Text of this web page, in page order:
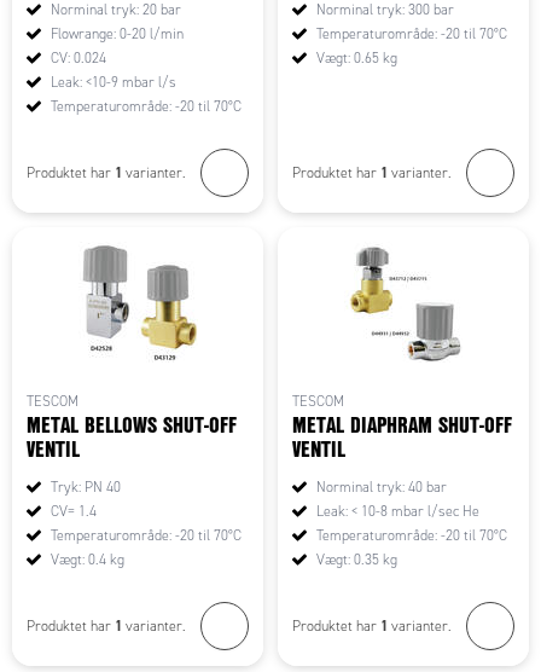
Norminal tryk: 20 bar
Flowrange: 0-20 l/min
CV: 0.024
Leak: <10-9 mbar l/s
Temperaturområde: -20 til 70°C
Produktet har 1 varianter.
Norminal tryk: 300 bar
Temperaturområde: -20 til 70°C
Vægt: 0.65 kg
Produktet har 1 varianter.
TESCOM
METAL BELLOWS SHUT-OFF
VENTIL
Tryk: PN 40
CV= 1.4
Temperaturområde: -20 til 70°C
Vægt: 0.4 kg
Produktet har 1 varianter.
TESCOM
METAL DIAPHRAM SHUT-OFF
VENTIL
Norminal tryk: 40 bar
Leak: < 10-8 mbar l/sec He
Temperaturområde: -20 til 70°C
Vægt: 0.35 kg
Produktet har 1 varianter.